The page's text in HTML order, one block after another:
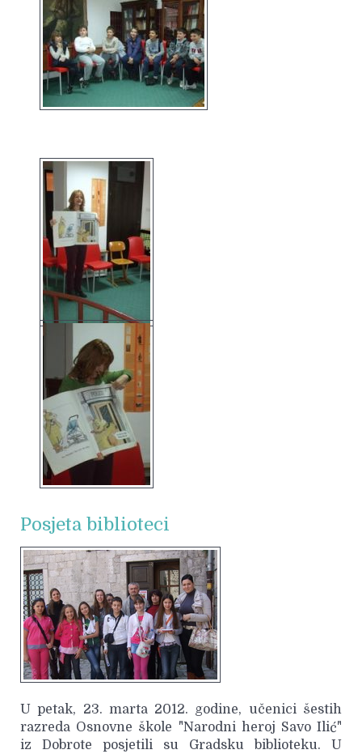
Posjeta biblioteci
U petak, 23. marta 2012. godine, učenici šestih
razreda Osnovne škole "Narodni heroj Savo Ilić"
iz Dobrote posjetili su Gradsku biblioteku. U